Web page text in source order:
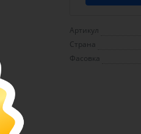
Артикул
Страна
Фасовка